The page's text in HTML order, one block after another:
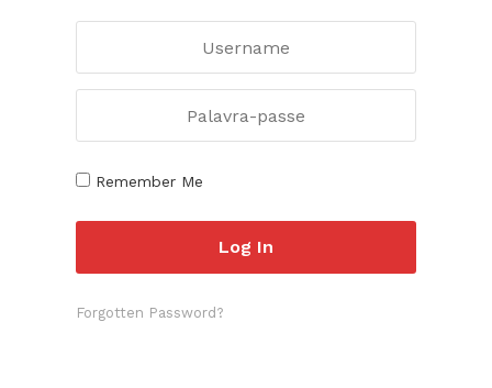
Remember Me
Forgotten Password?